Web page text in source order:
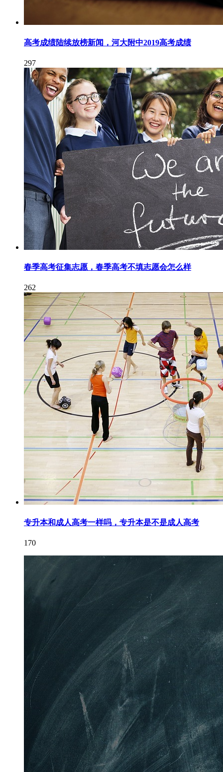
高考成绩陆续放榜新闻，河大附中2019高考成绩
297
春季高考征集志愿，春季高考不填志愿会怎么样
262
专升本和成人高考一样吗，专升本是不是成人高考
170